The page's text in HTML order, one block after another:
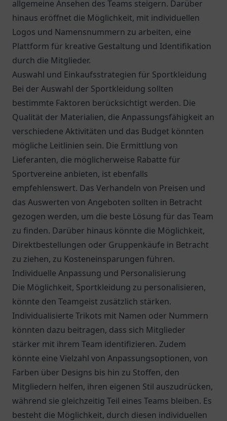
allgemeine Ansehen des Teams steigern. Darüber
hinaus eröffnet die Möglichkeit, mit individuellen
Logos und Namensnummern zu arbeiten, eine
Plattform für kreative Gestaltung und Identifikation
durch die Mitglieder.
Auswahl und Einkaufsstrategien für Sportkleidung
Bei der Auswahl der Sportkleidung sollten
bestimmte Faktoren berücksichtigt werden. Die
Qualität der Materialien, die Anpassungsfähigkeit an
verschiedene Aktivitäten und das Budget könnten
mögliche Leitlinien sein. Die Ermittlung von
Lieferanten, die möglicherweise Rabatte für
Sportvereine anbieten, ist ebenfalls
empfehlenswert. Das Verhandeln von Preisen und
das Auswerten von Angeboten sollten in Betracht
gezogen werden, um die beste Lösung für das Team
zu finden. Darüber hinaus könnte die Möglichkeit,
Direktbestellungen oder Gruppenkäufe in Betracht
zu ziehen, zu Kosteneinsparungen führen.
Individuelle Anpassung und Personalisierung
Die Möglichkeit, Sportkleidung zu personalisieren,
könnte den Teamgeist zusätzlich stärken.
Individualisierte Trikots mit Namen oder Nummern
könnten dazu beitragen, dass sich Mitglieder
stärker mit ihrem Team identifizieren. Zudem
könnte eine Vielzahl von Anpassungsoptionen, von
Farben über Designs bis hin zu Stoffen, den
Mitgliedern helfen, ihren eigenen Stil auszudrücken,
während sie gleichzeitig Teil eines Teams bleiben. Es
besteht die Möglichkeit, durch diesen individuellen